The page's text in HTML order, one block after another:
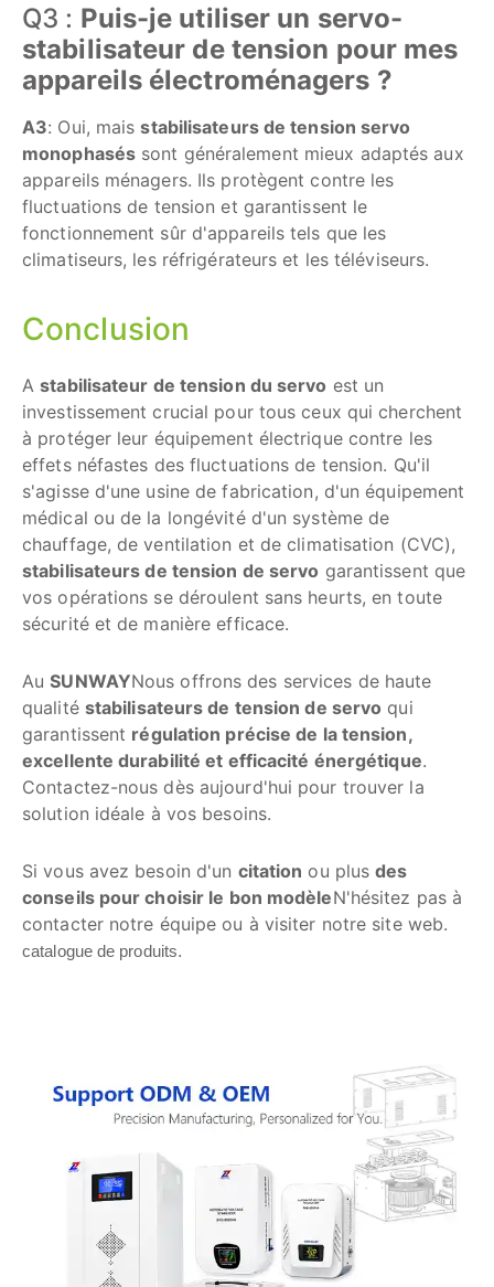
Q3 : Puis-je utiliser un servo-
stabilisateur de tension pour mes
appareils électroménagers ?
A3: Oui, maisstabilisateurs de tension servo
monophasés sont généralement mieux adaptés aux
appareils ménagers. Ils protègent contre les
fluctuations de tension et garantissent le
fonctionnement sûr d'appareils tels que les
climatiseurs, les réfrigérateurs et les téléviseurs.
Conclusion
Astabilisateur de tension du servo est un
investissement crucial pour tous ceux qui cherchent
à protéger leur équipement électrique contre les
effets néfastes des fluctuations de tension. Qu'il
s'agisse d'une usine de fabrication, d'un équipement
médical ou de la longévité d'un système de
chauffage, de ventilation et de climatisation (CVC),
stabilisateurs de tension de servo garantissent que
vos opérations se déroulent sans heurts, en toute
sécurité et de manière efficace.
AuSUNWAYNous offrons des services de haute
qualité stabilisateurs de tension de servo qui
garantissent régulation précise de la tension,
excellente durabilité et efficacité énergétique.
Contactez-nous dès aujourd'hui pour trouver la
solution idéale à vos besoins.
Si vous avez besoin d'un citation ou plusdes
conseils pour choisir le bon modèleN'hésitez pas à
contacter notre équipe ou à visiter notre site web.
catalogue de produits.